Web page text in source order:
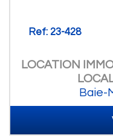
Ref: 23-428
LOCATION
Baie-